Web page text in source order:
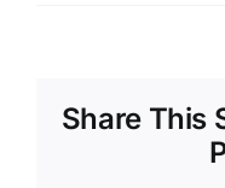
Share This